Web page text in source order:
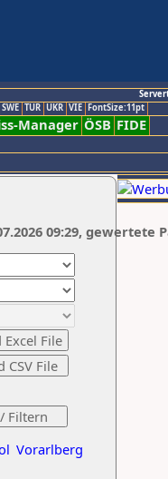
SWE TUR UKR VIE FontSize:11pt
Manager ÖSB FIDE
Vorarlberg
09:29, gewertete